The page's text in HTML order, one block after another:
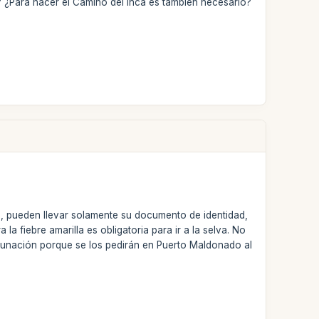
llevar solamente su documento de identidad,
la fiebre amarilla es obligatoria para ir a la selva. No
porque se los pedirán en Puerto Maldonado al